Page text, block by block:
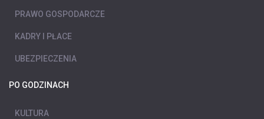
PRAWO GOSPODARCZE
KADRY I PŁACE
UBEZPIECZENIA
PO GODZINACH
KULTURA